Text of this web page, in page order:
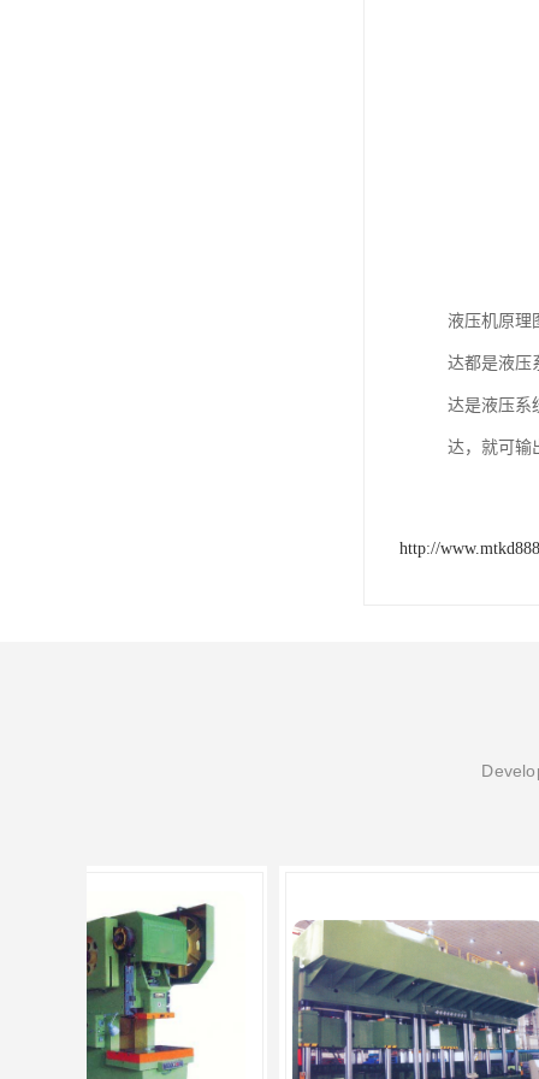
液压机原理
达都是液压
达是液压系
达，就可输
http://